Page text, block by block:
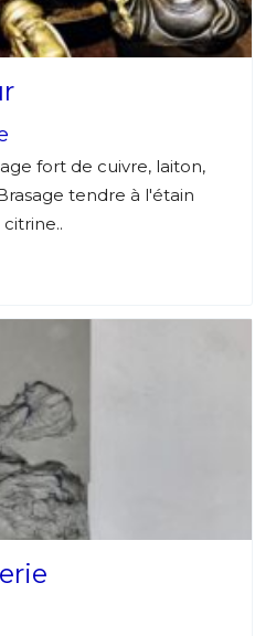
fort de cuivre, laiton,
tendre à l'étain